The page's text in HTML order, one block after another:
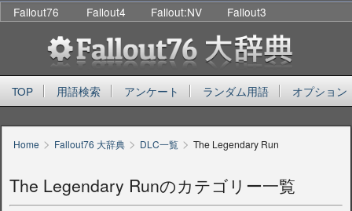
Fallout76 Fallout4 Fallout:NV Fallout3
TOP 用語検索 アンケート ランダム用語 オプション
Home > Fallout76 大辞典 > DLC一覧 > The Legendary Run
The Legendary Runのカテゴリー一覧